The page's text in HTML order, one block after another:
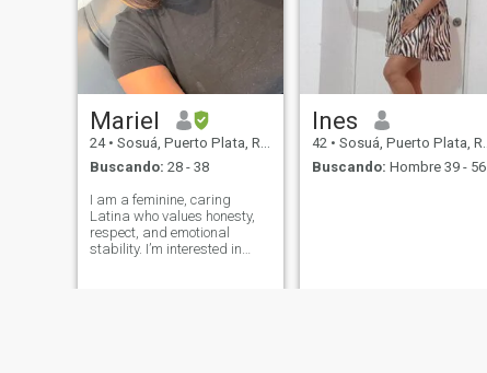
Mariel
24 • Sosuá, Puerto Plata, Rep. Dominicana
Buscando: 28 - 38
I am a feminine, caring
Latina who values honesty,
respect, and emotional
stability. I’m interested in
Ines
42 • Sosuá, Puerto Plata, Rep. Dominicana
Buscando: Hombre 39 - 56